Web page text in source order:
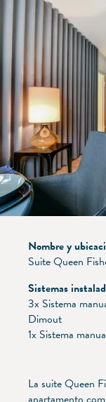
Nombre y
Suite Queen
Sistemas
3x Sistema
Dimout
1x Sistema
La suite Queen